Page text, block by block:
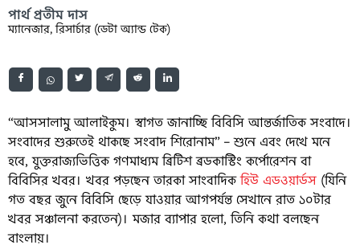
পার্থ প্রতীম দাস
ম্যানেজার, রিসার্চার (ডেটা অ্যান্ড টেক)
“আসসালামু আলাইকুম। স্বাগত জানাচ্ছি বিবিসি আন্তর্জাতিক সংবাদে।
সংবাদের শুরুতেই থাকছে সংবাদ শিরোনাম” – শুনে এবং দেখে মনে
হবে, যুক্তরাজ্যভিত্তিক গণমাধ্যম ব্রিটিশ ব্রডকাস্টিং কর্পোরেশন বা
বিবিসির খবর। খবর পড়ছেন তারকা সাংবাদিকহিউ এডওয়ার্ডস (যিনি
গত বছর জুনে বিবিসি ছেড়ে যাওয়ার আগপর্যন্ত সেখানে রাত ১০টার
খবর সঞ্চালনা করতেন)। মজার ব্যাপার হলো, তিনি কথা বলছেন
বাংলায়।